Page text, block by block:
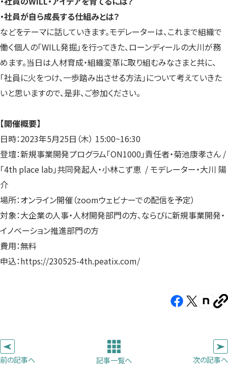
・社員が自ら成長する仕組みとは？
などをテーマに話していきます。モデレーターは、これまで組織で
働く個人の「WILL発掘」を行ってきた、ローンディールの大川が務
めます。当日は人材育成・組織変革に取り組むみなさまと共に、
「社員に火をつけ、一歩踏み出させる方法」について考えていきた
いと思いますので、是非、ご参加ください。
【開催概要】
日時：2023年5月25日（木） 15:00~16:30
登壇：新規事業開発プログラム「ON1000」責任者・菊池康孝さん /
「4th place lab」共同発起人・小林こず恵 / モデレーター・大川 陽
介
場所：オンライン開催（zoomウェビナーでの配信を予定）
対象：大企業の人事・人材開発部門の方、ならびに新規事業開発・
イノベーション推進部門の方
費用：無料
申込：https://230525-4th.peatix.com/
Facebook（新
X（新 note（新
で
ー
前の記事へ 記事一覧へ 次の記事へ